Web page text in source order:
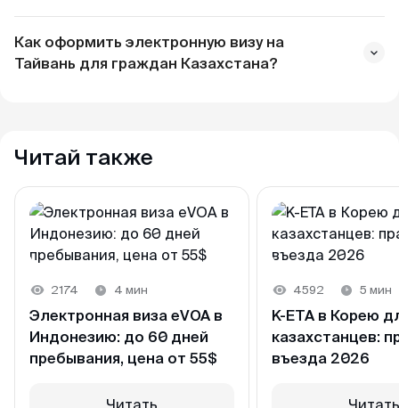
Как оформить электронную визу на
Тайвань для граждан Казахстана?
более 180 дней
Читай также
2174 4 мин
Электронная виза eVOA в
Индонезию: до 60 дней
пребывания, цена от 55$
Читать
4592 5 мин
K-ETA в Корею
казахстанцев:
въезда 2026
Читать